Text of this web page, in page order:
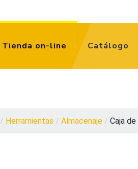
Tienda on-line Catálogo
/ Herramientas / Almacenaje / Caja